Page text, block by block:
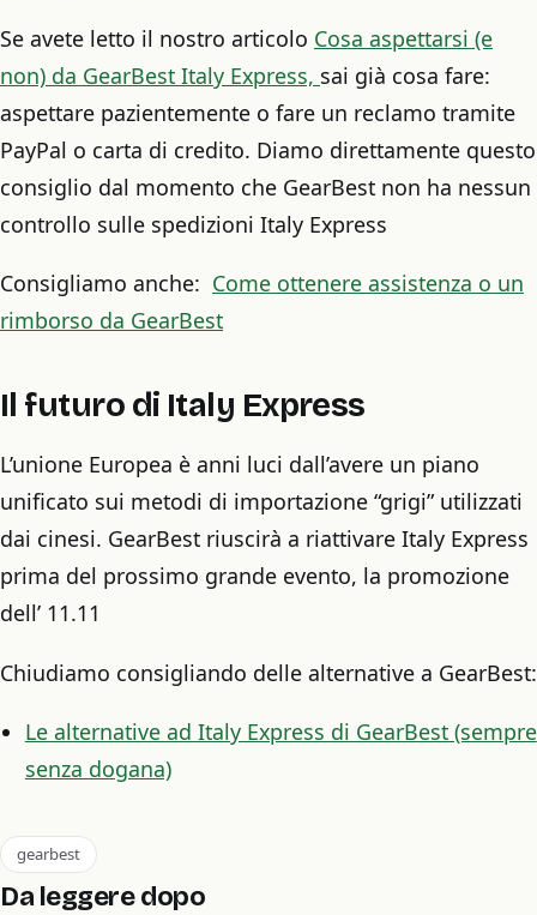
Se avete letto il nostro articolo Cosa aspettarsi (e
non) da GearBest Italy Express, sai già cosa fare:
aspettare pazientemente o fare un reclamo tramite
PayPal o carta di credito. Diamo direttamente questo
consiglio dal momento che GearBest non ha nessun
controllo sulle spedizioni Italy Express
Consigliamo anche: Come ottenere assistenza o un
rimborso da GearBest
Il futuro di Italy Express
L’unione Europea è anni luci dall’avere un piano
unificato sui metodi di importazione “grigi” utilizzati
dai cinesi. GearBest riuscirà a riattivare Italy Express
prima del prossimo grande evento, la promozione
dell’ 11.11
Chiudiamo consigliando delle alternative a GearBest:
Le alternative ad Italy Express di GearBest (sempre
senza dogana)
gearbest
Da leggere dopo